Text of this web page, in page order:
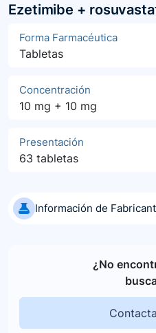
Ezetimibe +
Forma Farmacéutica
Tabletas
Concentración
10 mg + 10 mg
Presentación
63 tabletas
Información de
¿No